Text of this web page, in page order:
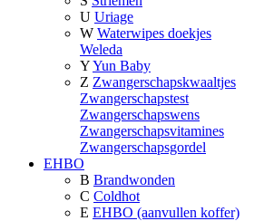
U Uriage
W Waterwipes doekjes
Weleda
YYun Baby
Z Zwangerschapskwaaltjes
Zwangerschapstest
Zwangerschapswens
Zwangerschapsvitamines
Zwangerschapsgordel
EHBO
B Brandwonden
C Coldhot
E EHBO (aanvullen koffer)